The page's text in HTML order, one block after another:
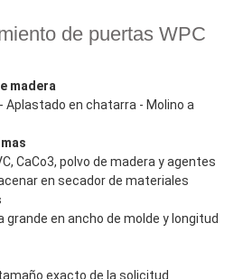
de puertas WPC
madera
Aplastado en chatarra - Molino a
CaCo3, polvo de madera y agentes
en secador de materiales
grande en ancho de molde y longitud
exacto de la solicitud